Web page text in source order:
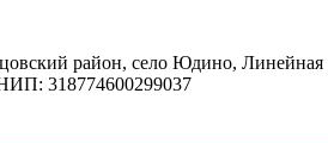
район, село Юдино, Линейная
318774600299037